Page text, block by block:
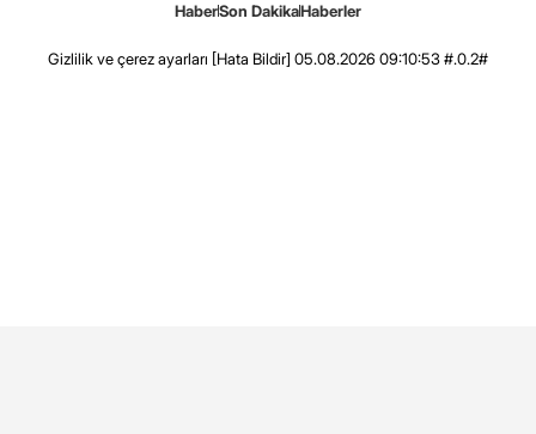
HaberSon DakikaHaberler
Gizlilik ve çerez ayarları [Hata Bildir] 05.08.2026 09:10:53 #.0.2#